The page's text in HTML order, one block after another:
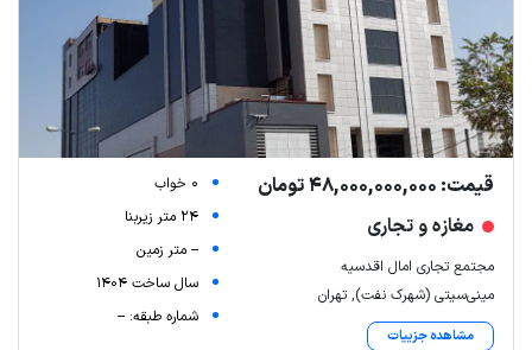
قیمت: 48,000,000,000 تومان
مغازه و تجاری
مجتمع تجاری امال اقدسیه
مینی‌سیتی (شهرک نفت), تهران
مشاهده جزییات
0 خواب
24 متر زیربنا
-- متر زمین
سال ساخت 1404
شماره طبقه: --